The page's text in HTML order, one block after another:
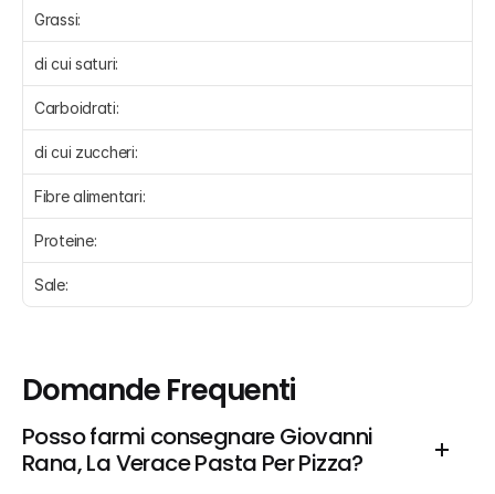
Grassi:
di cui saturi:
Carboidrati:
di cui zuccheri:
Fibre alimentari:
Proteine:
Sale:
Domande Frequenti
Posso farmi consegnare Giovanni
Rana, La Verace Pasta Per Pizza?